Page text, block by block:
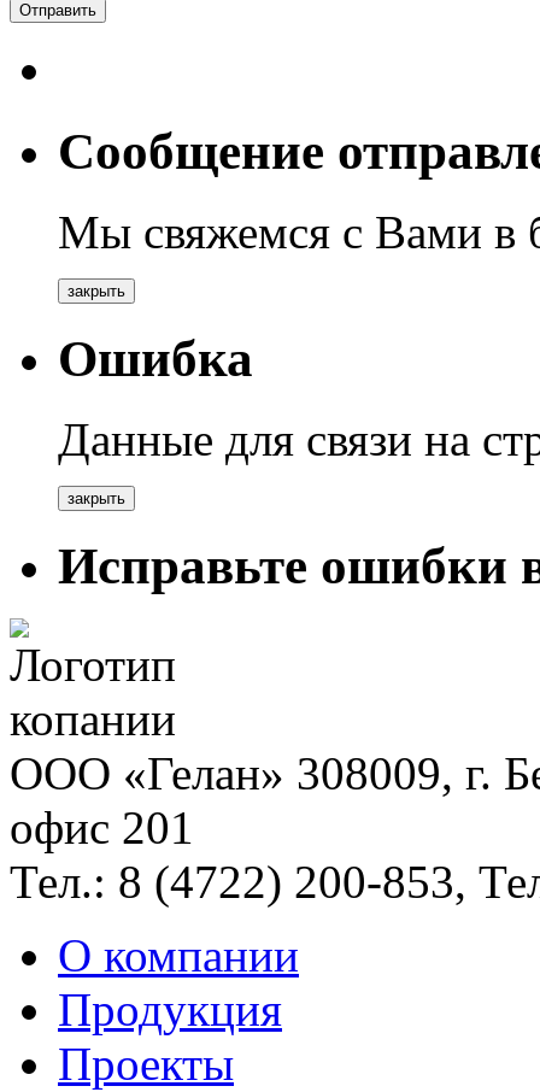
Отправить
Сообщение
Мы свяжемся с Вами в
закрыть
Ошибка
Данные для связи на
закрыть
Исправьте ошибки
ООО «Гелан» 308009, г.
офис 201
Тел.: 8 (4722) 200-853,
О компании
Продукция
Проекты